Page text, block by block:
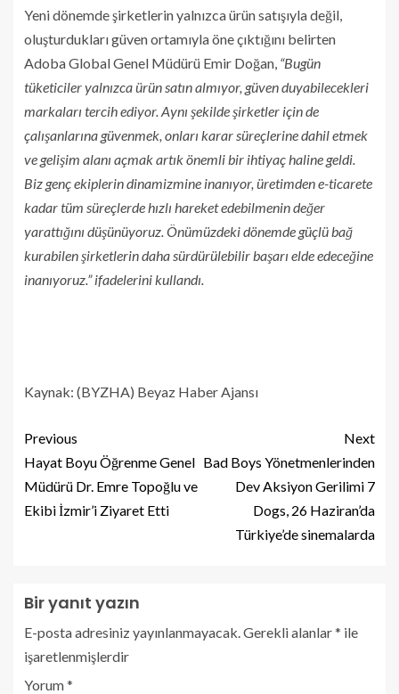
Yeni dönemde şirketlerin yalnızca ürün satışıyla değil,
oluşturdukları güven ortamıyla öne çıktığını belirten
Adoba Global Genel Müdürü Emir Doğan, “Bugün
tüketiciler yalnızca ürün satın almıyor, güven duyabilecekleri
markaları tercih ediyor. Aynı şekilde şirketler için de
çalışanlarına güvenmek, onları karar süreçlerine dahil etmek
ve gelişim alanı açmak artık önemli bir ihtiyaç haline geldi.
Biz genç ekiplerin dinamizmine inanıyor, üretimden e-ticarete
kadar tüm süreçlerde hızlı hareket edebilmenin değer
yarattığını düşünüyoruz. Önümüzdeki dönemde güçlü bağ
kurabilen şirketlerin daha sürdürülebilir başarı elde edeceğine
inanıyoruz.” ifadelerini kullandı.
Kaynak: (BYZHA) Beyaz Haber Ajansı
Previous
Hayat Boyu Öğrenme Genel
Müdürü Dr. Emre Topoğlu ve
Ekibi İzmir’i Ziyaret Etti
Next
Bad Boys Yönetmenlerinden
Dev Aksiyon Gerilimi 7
Dogs, 26 Haziran’da
Türkiye’de sinemalarda
Bir yanıt yazın
E-posta adresiniz yayınlanmayacak. Gerekli alanlar* ile
işaretlenmişlerdir
Yorum*